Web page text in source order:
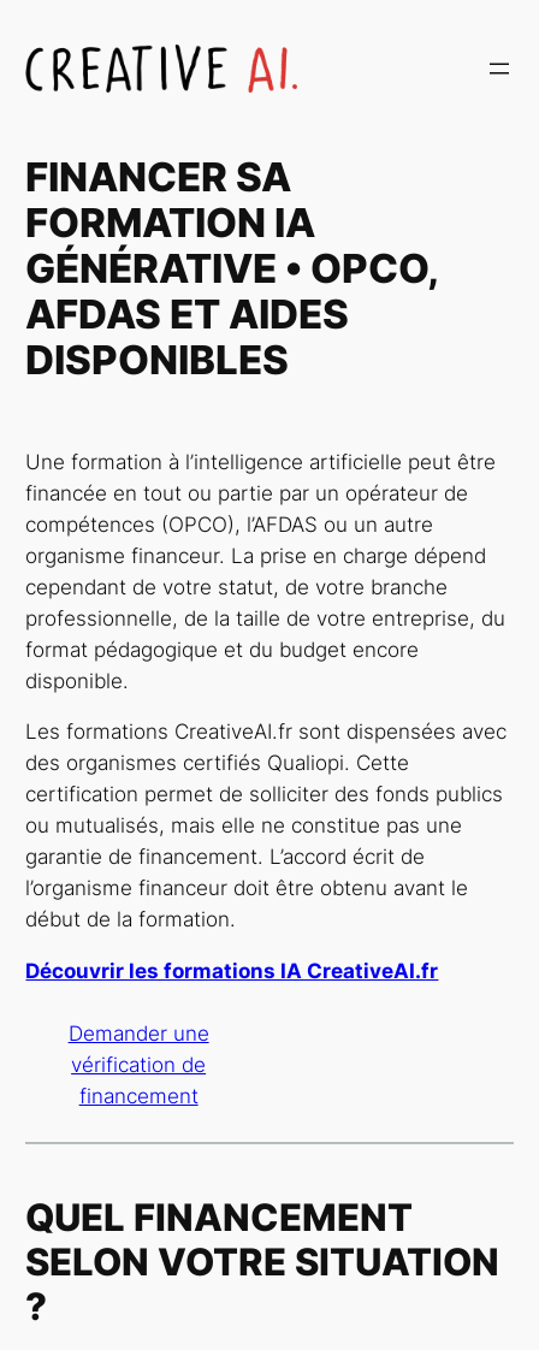
au
contenu
FINANCER SA
FORMATION IA
GÉNÉRATIVE • OPCO,
AFDAS ET AIDES
DISPONIBLES
Une formation à l’intelligence artificielle peut être
financée en tout ou partie par un opérateur de
compétences (OPCO), l’AFDAS ou un autre
organisme financeur. La prise en charge dépend
cependant de votre statut, de votre branche
professionnelle, de la taille de votre entreprise, du
format pédagogique et du budget encore
disponible.
Les formations CreativeAI.fr sont dispensées avec
des organismes certifiés Qualiopi. Cette
certification permet de solliciter des fonds publics
ou mutualisés, mais elle ne constitue pas une
garantie de financement. L’accord écrit de
l’organisme financeur doit être obtenu avant le
début de la formation.
Découvrir les formations IA CreativeAI.fr
Demander une
vérification de
financement
QUEL FINANCEMENT
SELON VOTRE SITUATION
?